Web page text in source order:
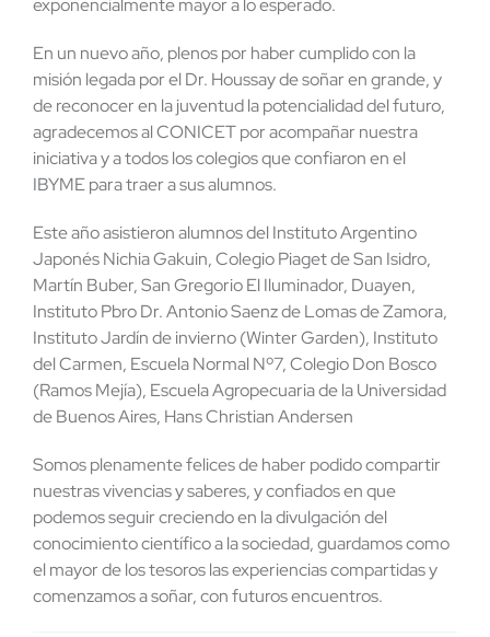
En un nuevo año, plenos por haber cumplido con la
misión legada por el Dr. Houssay de soñar en grande, y
de reconocer en la juventud la potencialidad del futuro,
agradecemos al CONICET por acompañar nuestra
iniciativa y a todos los colegios que confiaron en el
IBYME para traer a sus alumnos.
Este año asistieron alumnos del Instituto Argentino
Japonés Nichia Gakuin, Colegio Piaget de San Isidro,
Martín Buber, San Gregorio El Iluminador, Duayen,
Instituto Pbro Dr. Antonio Saenz de Lomas de Zamora,
Instituto Jardín de invierno (Winter Garden), Instituto
del Carmen, Escuela Normal Nº7, Colegio Don Bosco
(Ramos Mejía), Escuela Agropecuaria de la Universidad
de Buenos Aires, Hans Christian Andersen
Somos plenamente felices de haber podido compartir
nuestras vivencias y saberes, y confiados en que
podemos seguir creciendo en la divulgación del
conocimiento científico a la sociedad, guardamos como
el mayor de los tesoros las experiencias compartidas y
comenzamos a soñar, con futuros encuentros.